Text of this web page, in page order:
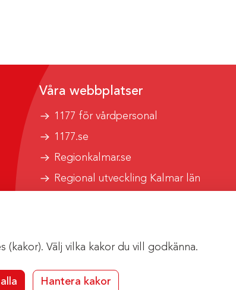
(kakor). Välj vilka kakor du vill godkänna.
Hantera kakor
Våra webbplatser
1177 för vårdpersonal
1177.se
Regionkalmar.se
Regional utveckling Kalmar län